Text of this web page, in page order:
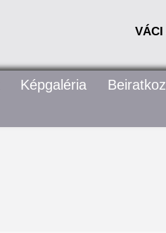
VÁCI
Képgaléria